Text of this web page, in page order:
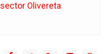
sector Olivereta